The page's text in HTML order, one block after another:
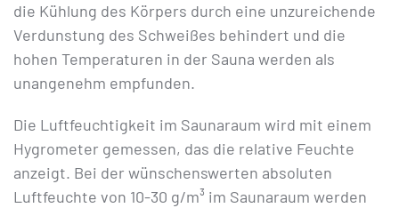
die Kühlung des Körpers durch eine unzureichende
Verdunstung des Schweißes behindert und die
hohen Temperaturen in der Sauna werden als
unangenehm empfunden.
Die Luftfeuchtigkeit im Saunaraum wird mit einem
Hygrometer gemessen, das die relative Feuchte
anzeigt. Bei der wünschenswerten absoluten
Luftfeuchte von 10-30 g/m³ im Saunaraum werden